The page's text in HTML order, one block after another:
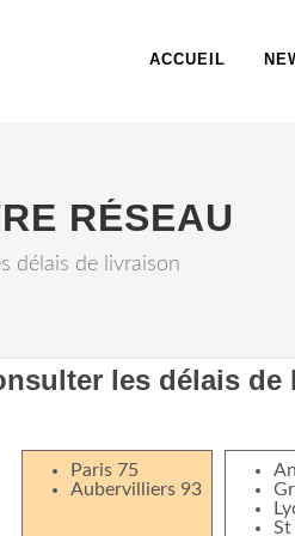
ACCUEIL
RÉSEAU
délais de livraison
les délais
Paris 75
Aubervilliers 93
St